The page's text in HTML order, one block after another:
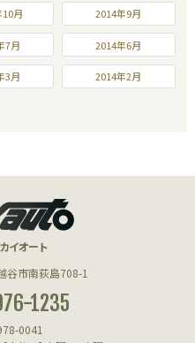
月 2014年9月
7月 2014年6月
3月 2014年2月
イオート
谷市南荻島708-1
1235
0041